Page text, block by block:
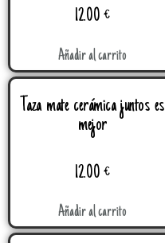
12.00 €
Añadir al carrito
Taza mate cerámica juntos es
mejor
12.00 €
Añadir al carrito